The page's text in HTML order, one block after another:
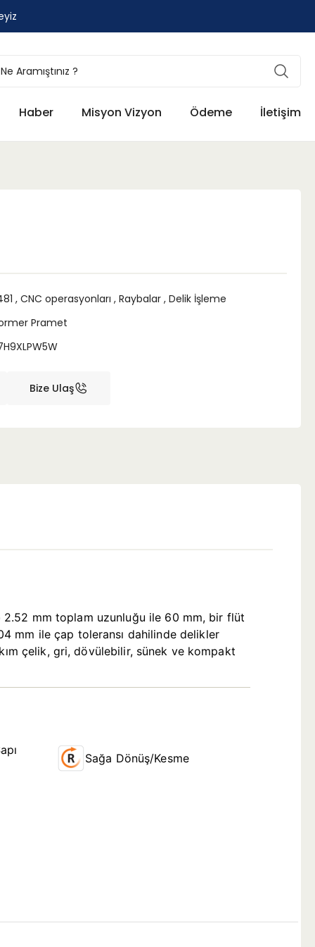
Haber Misyon Vizyon Ödeme İletişim
, CNC operasyonları , Raybalar , Delik İşleme
Pramet
Bize Ulaş
2.52 mm toplam uzunluğu ile 60 mm, bir flüt
mm ile çap toleransı dahilinde delikler
çelik, gri, dövülebilir, sünek ve kompakt
Sağa Dönüş/Kesme